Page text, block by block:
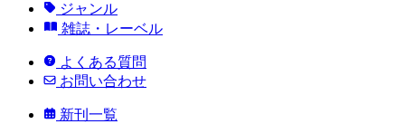
ジャンル
雑誌・レーベル
よくある質問
お問い合わせ
新刊一覧